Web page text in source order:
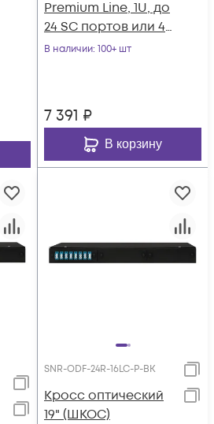
Premium Line, 1U, до
24 SC портов или 48
LC портов,
В наличии: 100+ шт
7 391 ₽
В корзину
SNR-ODF-24R-16LC-P-BK
Кросс оптический
19" (ШКОС)